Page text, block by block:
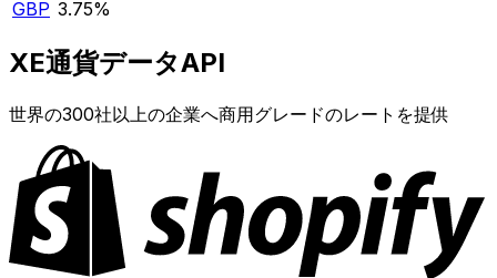
GBP 3.75%
XE通貨データAPI
世界の300社以上の企業へ商用グレードのレートを提供